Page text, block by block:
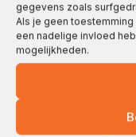
gegevens zoals
Als je geen
een nadelige invloed
mogelijkheden.
ICT-uitdagingen op
ondersteunen wij
bouwen, beheren
werkomgevingen.
We hebben sterke
in Delft, Den Haag,